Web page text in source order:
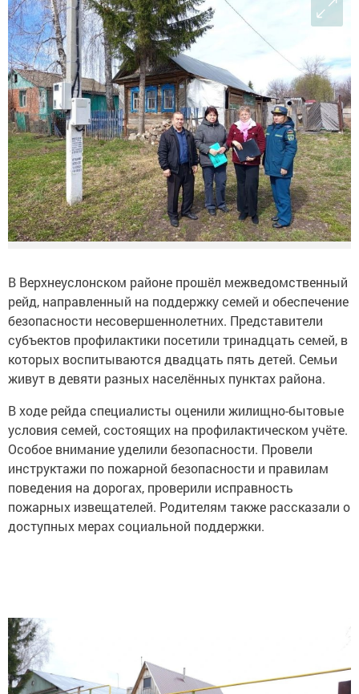
В Верхнеуслонском районе прошёл межведомственный
рейд, направленный на поддержку семей и обеспечение
безопасности несовершеннолетних. Представители
субъектов профилактики посетили тринадцать семей, в
которых воспитываются двадцать пять детей. Семьи
живут в девяти разных населённых пунктах района.
В ходе рейда специалисты оценили жилищно-бытовые
условия семей, состоящих на профилактическом учёте.
Особое внимание уделили безопасности. Провели
инструктажи по пожарной безопасности и правилам
поведения на дорогах, проверили исправность
пожарных извещателей. Родителям также рассказали о
доступных мерах социальной поддержки.